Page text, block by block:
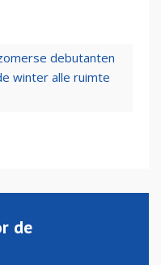
debutanten
winter alle ruimte
de